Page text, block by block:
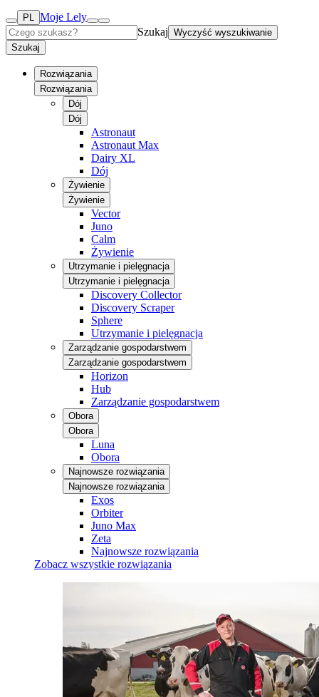
PL
Moje Lely
Szukaj Wyczyść wyszukiwanie
Szukaj
Rozwiązania
Rozwiązania
Dój
Dój
Astronaut
Astronaut Max
Dairy XL
Dój
Żywienie
Żywienie
Vector
Juno
Calm
Żywienie
Utrzymanie i pielęgnacja
Utrzymanie i pielęgnacja
Discovery Collector
Discovery Scraper
Sphere
Utrzymanie i pielęgnacja
Zarządzanie gospodarstwem
Zarządzanie gospodarstwem
Horizon
Hub
Zarządzanie gospodarstwem
Obora
Obora
Luna
Obora
Najnowsze rozwiązania
Najnowsze rozwiązania
Exos
Orbiter
Juno Max
Zeta
Najnowsze rozwiązania
Zobacz wszystkie rozwiązania